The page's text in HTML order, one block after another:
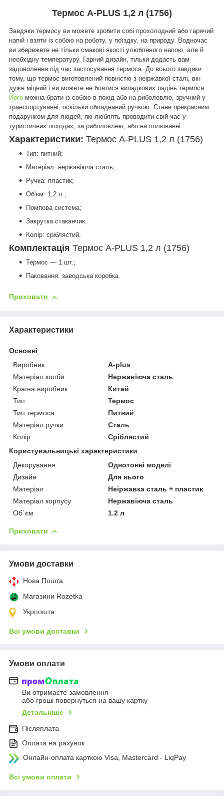
Термос A-PLUS 1,2 л (1756)
Завдяки термосу ви можете зробити собі прохолодний або гарячий
напій і взяти із собою на роботу, у поїздку, на природу. Водночас
ви збережете не тільки смакові якості улюбленого напою, але й
необхідну температуру. Гарний дизайн, тільки додасть вам
задоволення під час застосування термоса. До всього завдяки
тому, що термос виготовлений повністю з неіржавкої сталі, він
дуже міцний і ви можете не боятися випадкових падінь термоса.
Його можна брати із собою в похід або на риболовлю, зручний у
транспортуванні, оскільки обладнаний ручкою. Стане прекрасним
подарунком для людей, які люблять проводити свій час у
туристичних походах, за риболовлею, або на полюванні.
Характеристики: Термос A-PLUS 1,2 л (1756)
Тип: питний;
Матеріал: нержавіюча сталь;
Ручка: пластик;
Об'єм: 1,2 л.;
Помпова система;
Закрутка стаканчик;
Колір: сріблястий.
Комплектація Термос A-PLUS 1,2 л (1756)
Термос — 1 шт.;
Паковання: заводська коробка.
Приховати
Характеристики
Основні
Виробник
A-plus
Матеріал колби
Нержавіюча сталь
Країна виробник
Китай
Тип
Термос
Тип термоса
Питний
Матеріал ручки
Сталь
Колір
Сріблястий
Користувальницькі характеристики
Декорування
Однотонні моделі
Дизайн
Для нього
Матеріал
Неіржавка сталь + пластик
Матеріал корпусу
Нержавіюча сталь
Об`єм
1.2 л
Приховати
Умови доставки
Нова Пошта
Магазини Rozetka
Укрпошта
Всі умови доставки
Умови оплати
Ви отримаєте замовлення
або гроші повернуться на вашу картку
Детальніше
Післяплата
Оплата на рахунок
Онлайн-оплата карткою Visa, Mastercard - LiqPay
Всі умови оплати